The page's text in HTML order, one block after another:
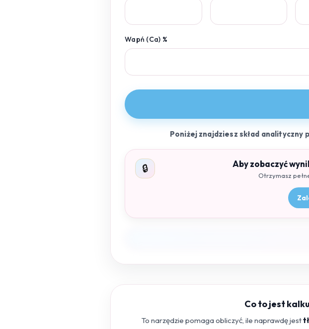
Wapń (Ca) %
Poniżej znajdziesz skład analityczny
🔒 Aby zobaczyć
Otrzymasz
Co to jest
To narzędzie pomaga obliczyć, ile naprawdę jest